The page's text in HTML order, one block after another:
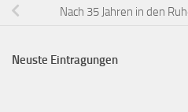
Nach 35 Jahren in den
Neuste Eintragungen